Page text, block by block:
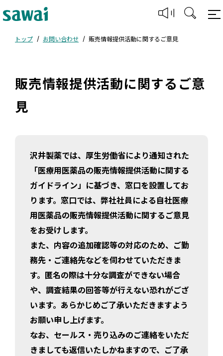
トップ お問い合わせ 販売情報提供活動に関するご意見
販売情報提供活動に関するご意
見
沢井製薬では、厚生労働省により通知された
「医療用医薬品の販売情報提供活動に関する
ガイドライン」に基づき、窓口を設置してお
ります。窓口では、弊社社員による自社医療
用医薬品の販売情報提供活動に関するご意見
をお受けします。
また、内容の追加確認等の対応のため、ご勤
務先・ご連絡先などを伺わせていただきま
す。匿名の際は十分な調査ができない場合
や、調査結果の回答等が行えない恐れがござ
います。あらかじめご了承いただきますよう
お願い申し上げます。
なお、セールス・売り込みのご連絡をいただ
きましても返信いたしかねますので、ご了承